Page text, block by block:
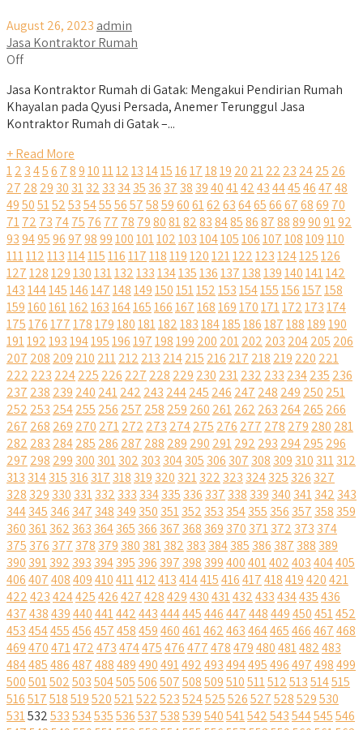
August 26, 2023 admin
Jasa Kontraktor Rumah
Off
Jasa Kontraktor Rumah di Gatak: Mengakui Pendirian Rumah
Khayalan pada Qyusi Persada, Anemer Terunggul Jasa
Kontraktor Rumah di Gatak –...
+ Read More
12 3456 78910111213141516171819 20 2122 23 2425 26
27 28 29 30 3132 33 3435 36 37 38 39404142434445464748
495051525354555657585960616263646566676869 70
7172 73 7475 76 77 78 7980818283848586878889909192
93949596979899100101102103104105106107108109110
111112113114115116117118119120121122123124125126
127128129130131132133134135136137138139140141142
143144145146147148149150151152153154155156157158
159160161162163164165166167168169170171172173174
175176177178179180181182183184185186187188189190
191192193194195196197198199 200 201202 203 204205 206
207 208 209 210 211212 213 214215 216 217 218 219 220 221
222 223 224225 226 227 228 229 230 231232 233 234235 236
237 238 239 240 241242 243 244245 246 247 248 249 250 251
252 253 254255 256 257 258 259 260 261262 263 264265 266
267 268 269 270 271272 273 274275 276 277 278 279 280 281
282 283 284285 286 287 288 289 290 291292 293 294295 296
297 298 299 300 301302 303 304305 306 307 308 309 310 311312
313 314315 316 317 318 319 320 321322 323 324325 326 327
328 329 330 331332 333 334335 336 337 338 339 340 341342 343
344345 346 347 348 349 350 351352 353 354355 356 357 358 359
360 361362 363 364365 366 367 368 369 370 371372 373 374
375 376 377 378 379 380 381382 383 384385 386 387 388 389
390 391392 393 394395 396 397 398 399400401402403404405
406407408409410411412413414415416417418419420421
422423424425426427428429430431432433434435436
437438439440441442443444445446447448449450451452
453454455456457458459460461462463464465466467468
469470471472473474475476477478479480481482483
484485486487488489490491492493494495496497498499
500501502503504505506507508509510511512513514515
516517518519520521522523524525526527528529530
531532533534535536537538539540541542543544545546